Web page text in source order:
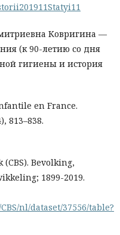
Ковригина —
(к 90-летию со дня
гигиены и история
en France.
813–838.
Bevolking,
1899-2019.
nl/dataset/37556/table?